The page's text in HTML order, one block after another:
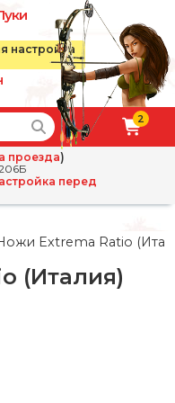
настройка
2
проезда)
перед
✕
Extrema Ratio
(Италия)